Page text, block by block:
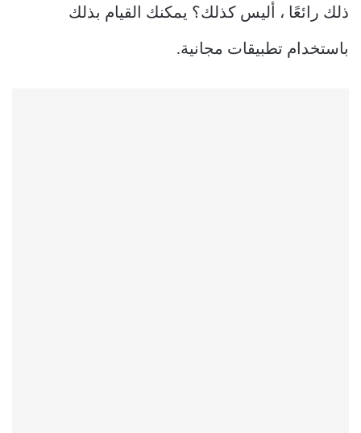
ذلك رائعًا ، أليس كذلك؟ يمكنك القيام بذلك
باستخدام تطبيقات مجانية.